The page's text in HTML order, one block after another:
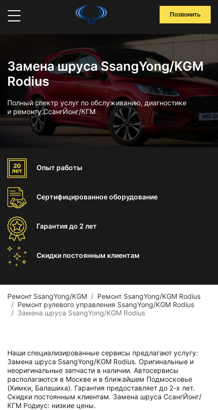
Позвонить
Замена шруса SsangYong/KGM
Rodius
Полный спектр услуг по обслуживанию, диагностике
и ремонту СсангЙонг/КГМ
Опыт работы
Сертифицированноеоборудование
Гарантиядо 2 лет
Скидки постоянным клиентам
Ремонт SsangYong/KGM
Ремонт SsangYong/KGM Rodius
Ремонт рулевого управления SsangYong/KGM Rodius
Замена шруса SsangYong/KGM Rodius
Наши специализированные сервисы предлагают услугу:
Замена шруса SsangYong/KGM Rodius. Оригинальные и
неоригинальные запчасти в наличии. Автосервисы
располагаются в Москве и в ближайшем Подмосковье
(Химки, Балашиха). Гарантия предоставляет до 2-х лет.
Скидки постоянным клиентам. Замена шруса СсангЙонг/
КГМ Родиус: низкие цены.